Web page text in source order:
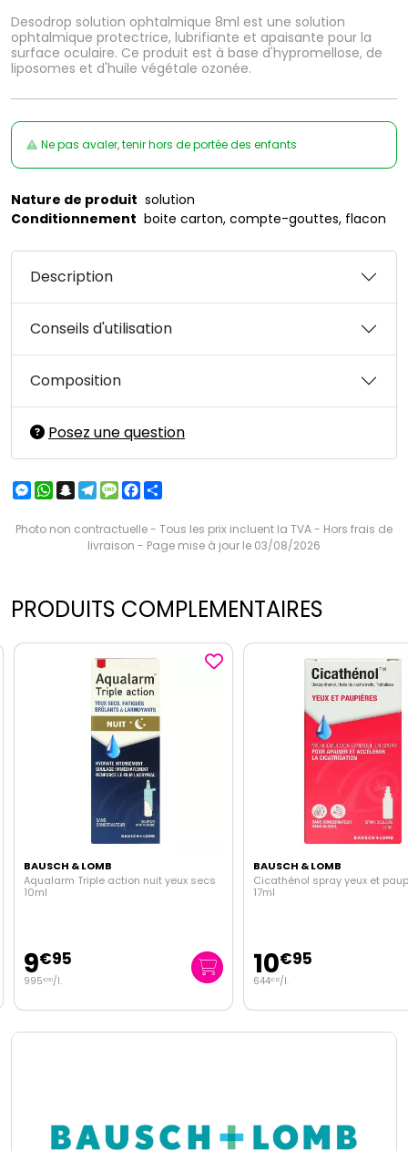
Desodrop solution ophtalmique 8ml est une solution
ophtalmique protectrice, lubrifiante et apaisante pour la
surface oculaire. Ce produit est à base d'hypromellose, de
liposomes et d'huile végétale ozonée.
Ne pas avaler, tenir hors de portée des enfants
Nature de produit solution
Conditionnement boite carton, compte-gouttes, flacon
Description
Conseils d'utilisation
Composition
Posez une question
Messenger
WhatsApp
Snapchat
Telegram
MessageFacebook
Photo non contractuelle - Tous les prix incluent la TVA - Hors frais de
livraison - Page mise à jour le 03/08/2026
PRODUITS COMPLEMENTAIRES
BAUSCH & LOMB
Aqualarm Triple action nuit yeux secs
10ml
9€95
995€00/l.
BAUSCH & LOMB
Cicathénol spray yeux et
17ml
10€95
644€ 12/l.